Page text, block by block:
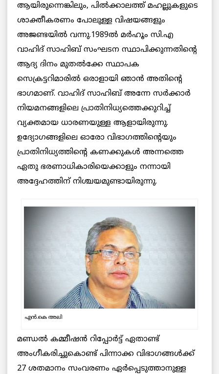
ആയിരുന്നെങ്കിലും, പില്‍ക്കാലത്ത് മഹല്ലുകളുടെ
ശാക്തീകരണം പോലുള്ള വിഷയങ്ങളും
അജണ്ടയില്‍ വന്നു.1989ല്‍ മര്‍ഹൂം സി.എ
വാഹിദ് സാഹിബ് സംഘടന സ്ഥാപിക്കുന്നതിന്റെ
ആദ്യ ദിനം മുതല്‍ക്കേ സ്ഥാപക
സെക്രട്ടറിമാരിൽ ഒരാളായി ഞാൻ അതിന്റെ
ഭാഗമാണ്. വാഹിദ് സാഹിബ് അന്നേ സർക്കാർ
നിയമനങ്ങളിലെ പ്രാതിനിധ്യത്തെക്കുറിച്ച്‌
വ്യക്തമായ ധാരണയുള്ള ആളായിരുന്നു.
ഉദ്യോഗങ്ങളിലെ ഓരോ വിഭാഗത്തിൻ്റെയും
പ്രാതിനിധ്യത്തിൻ്റെ കണക്കുകൾ അന്നത്തെ
ഏതു ഭരണാധികാരിയെക്കാളും നന്നായി
അദ്ദേഹത്തിന് നിശ്ചയമുണ്ടായിരുന്നു.
എൻ.കെ അലി
മണ്ഡല്‍ കമ്മീഷന്‍ റിപ്പോര്‍ട്ട് ഏതാണ്ട്
അംഗീകരിച്ചുകൊണ്ട് പിന്നാക്ക വിഭാഗങ്ങള്‍ക്ക്
27 ശതമാനം സംവരണം ഏര്‍പ്പെടുത്താനുള്ള